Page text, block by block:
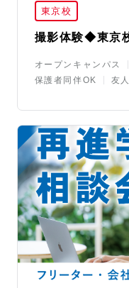
東京校
撮影体験◆東京
オープンキャンパス
保護者同伴OK
友